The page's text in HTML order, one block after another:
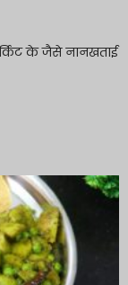
के जैसे नानखताई